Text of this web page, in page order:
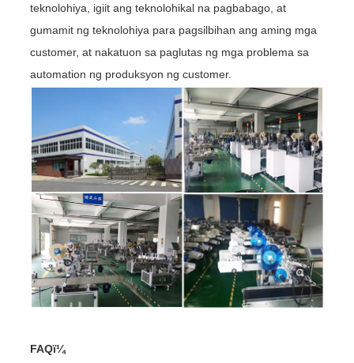
teknolohiya, igiit ang teknolohikal na pagbabago, at
gumamit ng teknolohiya para pagsilbihan ang aming mga
customer, at nakatuon sa paglutas ng mga problema sa
automation ng produksyon ng customer.
FAQï¼